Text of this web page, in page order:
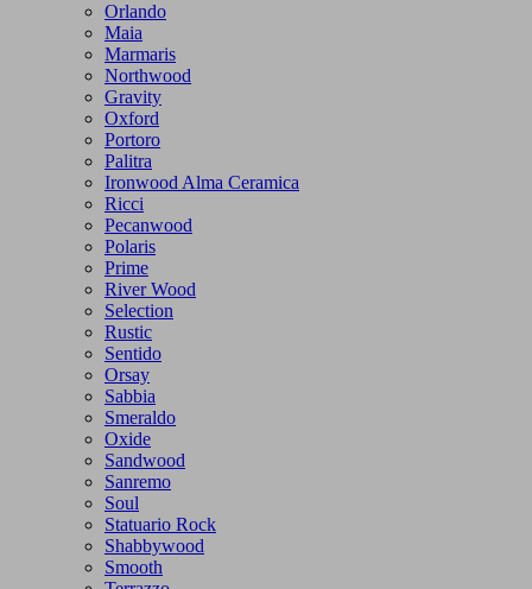
Orlando
Maia
Marmaris
Northwood
Gravity
Oxford
Portoro
Palitra
Ironwood Alma Ceramica
Ricci
Pecanwood
Polaris
Prime
River Wood
Selection
Rustic
Sentido
Orsay
Sabbia
Smeraldo
Oxide
Sandwood
Sanremo
Soul
Statuario Rock
Shabbywood
Smooth